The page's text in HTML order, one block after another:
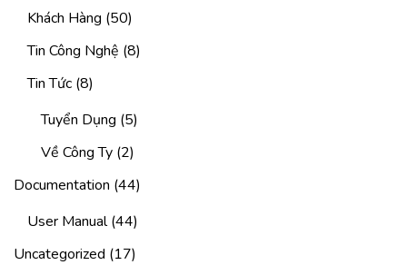
Khách Hàng (50)
Tin Công Nghệ (8)
Tin Tức (8)
Tuyển Dụng (5)
Về Công Ty (2)
Documentation (44)
User Manual(44)
Uncategorized (17)